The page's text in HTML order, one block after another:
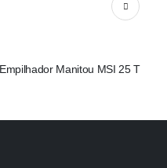
Empilhador Manitou MSI 25 T